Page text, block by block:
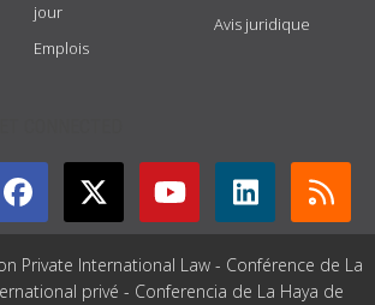
jour
Emplois
Avis juridique
Private International Law - Conférence de La
privé - Conferencia de La Haya de